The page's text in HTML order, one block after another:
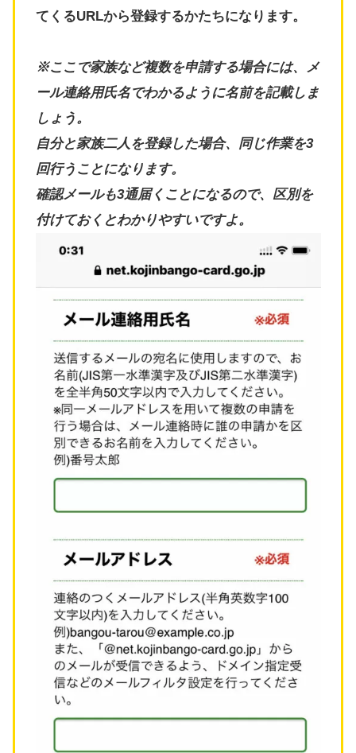
てくるURLから登録するかたちになります。
※ここで家族など複数を申請する場合には、メ
ール連絡用氏名でわかるように名前を記載しま
しょう。
自分と家族二人を登録した場合、同じ作業を3
回行うことになります。
確認メールも3通届くことになるので、区別を
付けておくとわかりやすいですよ。